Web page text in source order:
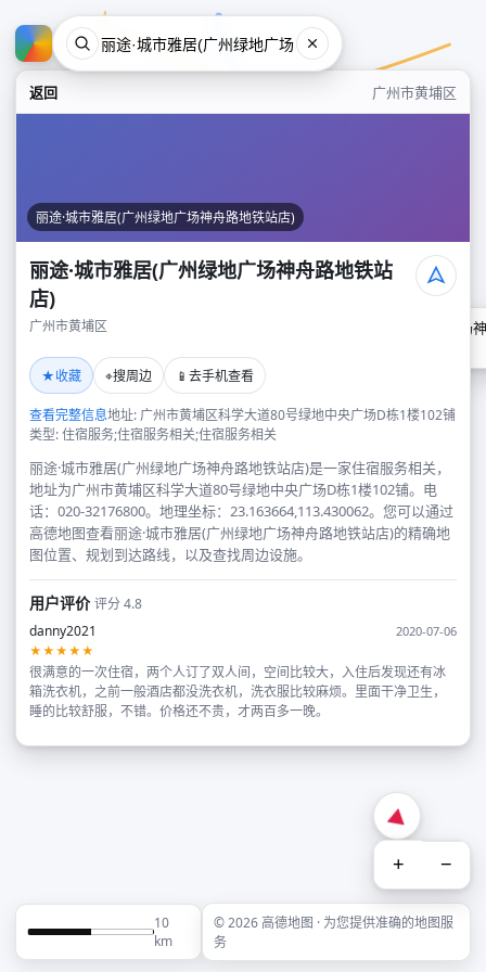
返回 广州市黄埔区
丽途·城市雅居(广州绿地广场神舟路地铁站店)
丽途·城市雅居(广州绿地广场神舟路地铁站
店)
广州市黄埔区
★收藏 ⌖搜周边 📱 去手机查看
查看完整信息地址: 广州市黄埔区科学大道80号绿地中央广场D栋1楼102铺
类型: 住宿服务;住宿服务相关;住宿服务相关
丽途·城市雅居(广州绿地广场神舟路地铁站店)是一家住宿服务相关，
地址为广州市黄埔区科学大道80号绿地中央广场D栋1楼102铺。电
话：020-32176800。地理坐标：23.163664,113.430062。您可以通过
高德地图查看丽途·城市雅居(广州绿地广场神舟路地铁站店)的精确地
图位置、规划到达路线，以及查找周边设施。
用户评价评分 4.8
danny2021
2020-07-06
★★★★★
很满意的一次住宿，两个人订了双人间，空间比较大，入住后发现还有冰
箱洗衣机，之前一般酒店都没洗衣机，洗衣服比较麻烦。里面干净卫生，
睡的比较舒服，不错。价格还不贵，才两百多一晚。
丽途·城市雅居(广州绿地广场
+ −
10
km
© 2026 高德地图 · 为您提供准确的地图服
务